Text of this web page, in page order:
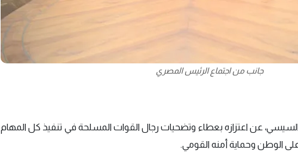
جانب من اجتماع الرئيس المصري
عن اعتزازه بعطاء وتضحيات رجال القوات المسلحة في تنفيذ كل المهام
الوطن وحماية أمنه القومي.